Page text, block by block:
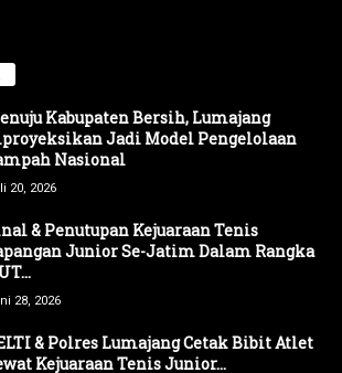
Kabupaten Bersih, Lumajang
Jadi Model Pengelolaan
Nasional
20, 2026
& Penutupan Kejuaraan Tenis
Junior Se-Jatim Dalam Rangka
28, 2026
& Polres Lumajang Cetak Bibit Atlet
Kejuaraan Tenis Junior...